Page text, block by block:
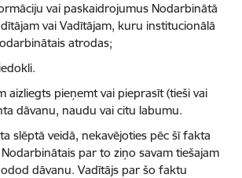
vai paskaidrojumus Nodarbinātā
vai Vadītājam, kuru institucionālā
atrodas;
aizliegts pieņemt vai pieprasīt (tieši vai
dāvanu, naudu vai citu labumu.
slēptā veidā, nekavējoties pēc šī fakta
par to ziņo savam tiešajam
dāvanu. Vadītājs par šo faktu